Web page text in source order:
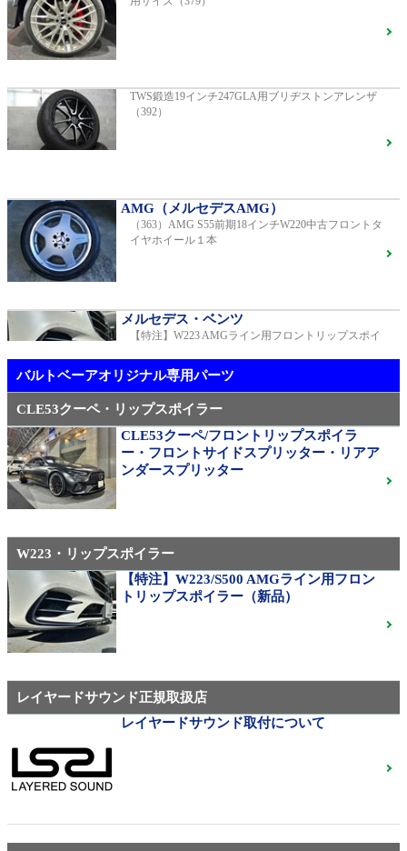
2018年モデル 車検 走行23,500km
ベンツ中古車在庫車情報
R231 SL400 ロルフハルトゲ20インチアルミホイール
【中古タイヤ美品】ピレリPゼロネロ255/30/20 5分山1
メルセデス・ベンツ
TWS EX-fMⅡ Monoblock 20インチ メルセデスベンツ
AMG（メルセデスAMG）
21インチ鍛造 TWS EXlete 210M ミシュランパイロッ
トスポーツ4Sご成約済
310M Exe Monoblock Exlete鍛造23インチ W463A G63
用サイズ（379）
メルセデス・ベンツ
◆メルセデスマイバッハ純正20インチホイール
◆X222◆美品中古ご成約済
ベンツ中古ホイル・タイヤ
TWS鍛造19インチ247GLA用ブリヂストンアレンザ
（392）
AMG（メルセデスAMG）
（363）AMG S55前期18インチW220中古フロントタ
イヤホイール１本
メルセデス・ベンツ
【特注】W223 AMGライン用フロントリップスポイ
バルトベーアオリジナル専用パーツ
CLE53クーペ・リップスポイラー
CLE53クーペ/フロントリップスポイラ
ー・フロントサイドスプリッター・リアア
ンダースプリッター
W223・リップスポイラー
【特注】W223/S500 AMGライン用フロン
トリップスポイラー（新品）
レイヤードサウンド正規取扱店
レイヤードサウンド取付について